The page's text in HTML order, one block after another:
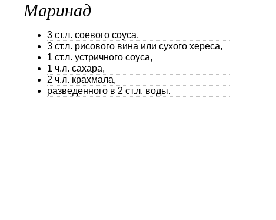
Маринад
3 ст.л. соевого соуса,
3 ст.л. рисового вина или сухого хереса,
1 ст.л. устричного соуса,
1 ч.л. сахара,
2 ч.л. крахмала,
разведенного в 2 ст.л. воды.